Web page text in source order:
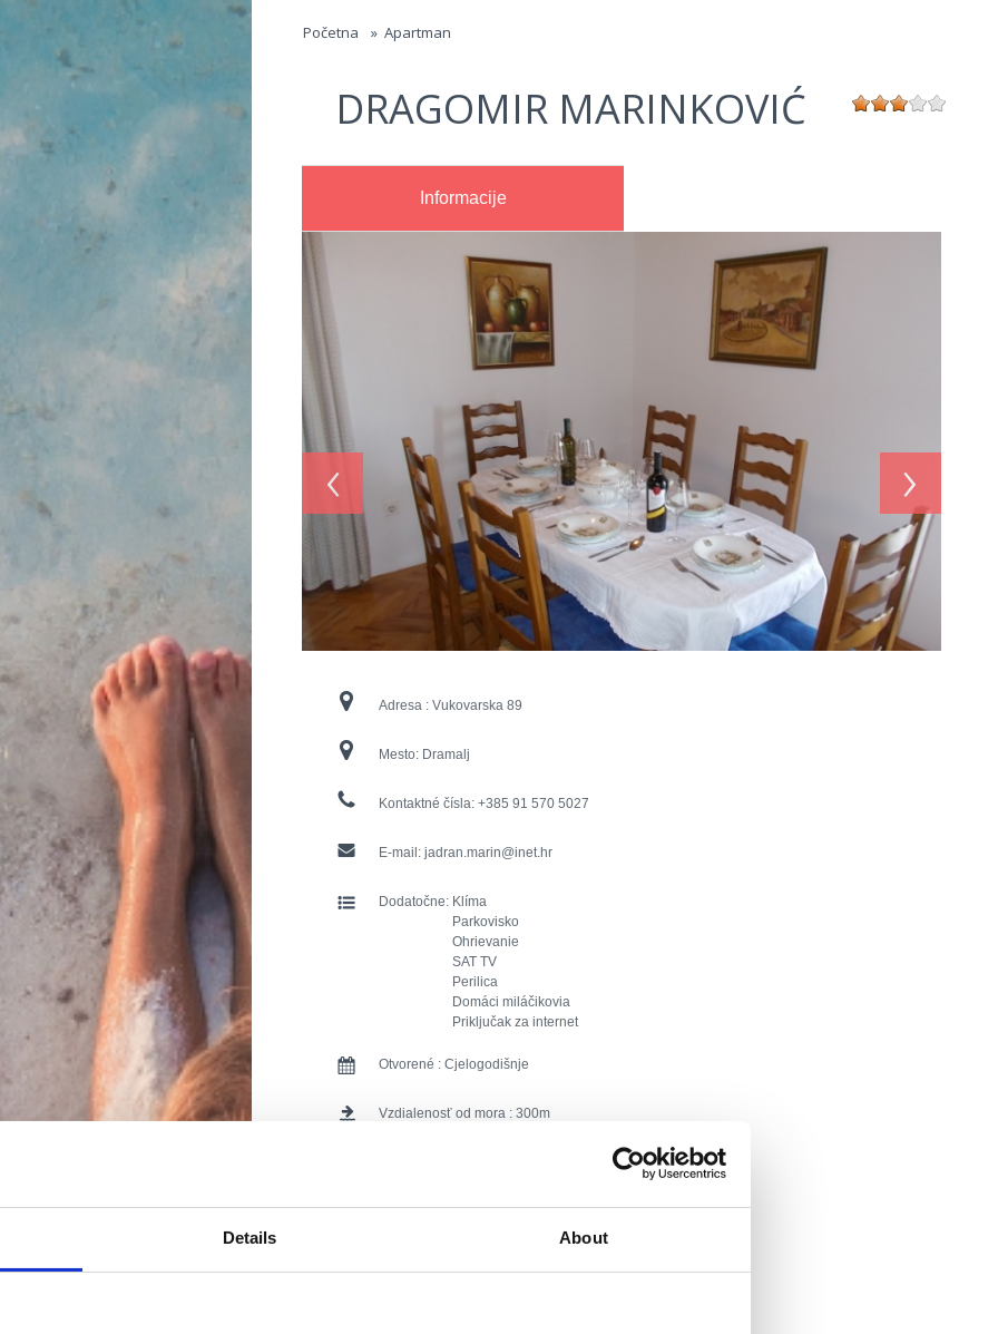
Details About
Jump to navigation
Početna » Apartman
DRAGOMIR MARINKOVIĆ
Informacije
‹ ›
Adresa : Vukovarska 89
Mesto: Dramalj
Kontaktné čísla: +385 91 570 5027
E-mail: jadran.marin@inet.hr
Dodatočne: Klíma
Parkovisko
Ohrievanie
SAT TV
Perilica
Domáci miláčikovia
Priključak za internet
Otvorené : Cjelogodišnje
Vzdialenosť od mora : 300
Vzdialenosť od reštaurácie:300